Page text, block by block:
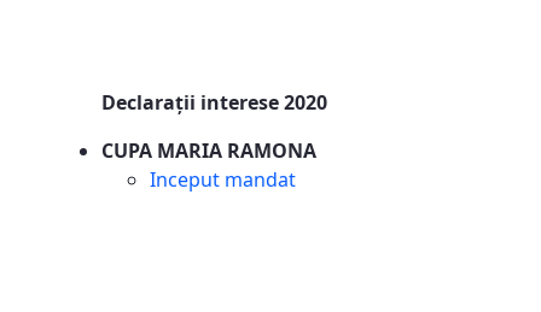
Declarații interese 2020
CUPA MARIA RAMONA
Inceput mandat